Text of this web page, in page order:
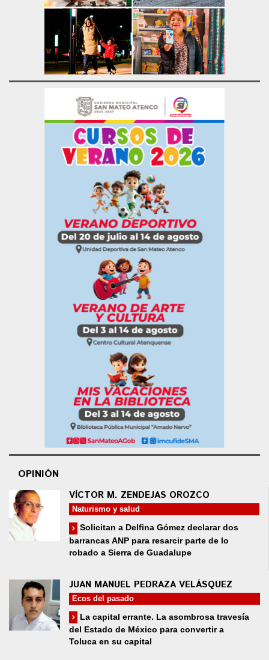
OPINIÓN
VÍCTOR M. ZENDEJAS OROZCO
Naturismo y salud
Solicitan a Delfina Gómez declarar dos
barrancas ANP para resarcir parte de lo
robado a Sierra de Guadalupe
JUAN MANUEL PEDRAZA VELÁSQUEZ
Ecos del pasado
La capital errante. La asombrosa travesía
del Estado de México para convertir a
Toluca en su capital